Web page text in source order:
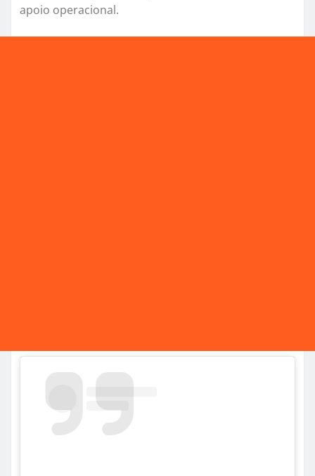
apoio operacional.